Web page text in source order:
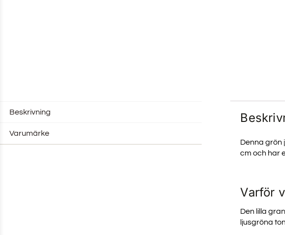
Beskrivning
Varumärke
Denna grön
cm och har
Varför
Den lilla
ljusgröna